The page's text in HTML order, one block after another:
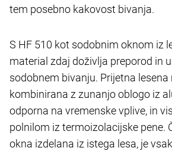
tem posebno kakovost bivanja.
S HF 510 kot sodobnim oknom iz
material zdaj doživlja preporod in
sodobnem bivanju. Prijetna
kombinirana z zunanjo oblogo iz
odporna na vremenske vplive, in
polnilom iz termoizolacijske pene.
okna izdelana iz istega lesa, je